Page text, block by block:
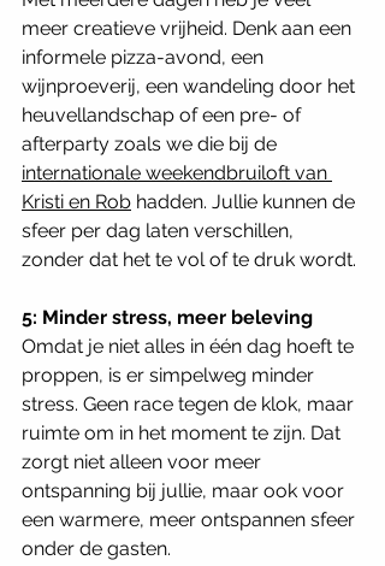
meer creatieve vrijheid. Denk aan een
informele pizza-avond, een
wijnproeverij, een wandeling door het
heuvellandschap of een pre- of
afterparty zoals we die bij de
internationale weekendbruiloft van
Kristi en Rob hadden. Jullie kunnen de
sfeer per dag laten verschillen,
zonder dat het te vol of te druk wordt.
5: Minder stress, meer beleving
Omdat je niet alles in één dag hoeft te
proppen, is er simpelweg minder
stress. Geen race tegen de klok, maar
ruimte om in het moment te zijn. Dat
zorgt niet alleen voor meer
ontspanning bij jullie, maar ook voor
een warmere, meer ontspannen sfeer
onder de gasten.